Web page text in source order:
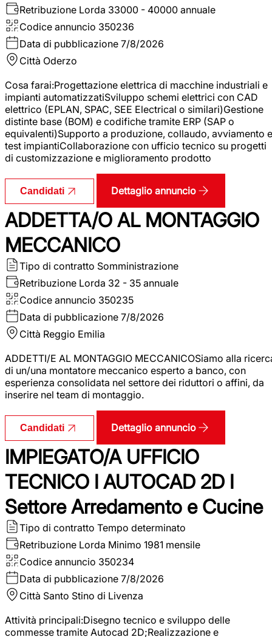
Retribuzione Lorda 33000 - 40000 annuale
Codice annuncio 350236
Data di pubblicazione 7/8/2026
Città Oderzo
Cosa farai:Progettazione elettrica di macchine industriali e
impianti automatizzatiSviluppo schemi elettrici con CAD
elettrico (EPLAN, SPAC, SEE Electrical o similari)Gestione
distinte base (BOM) e codifiche tramite ERP (SAP o
equivalenti)Supporto a produzione, collaudo, avviamento e
test impiantiCollaborazione con ufficio tecnico su progetti
di customizzazione e miglioramento prodotto
Candidati Dettaglio annuncio
ADDETTA/O AL MONTAGGIO
MECCANICO
Tipo di contratto Somministrazione
Retribuzione Lorda 32 - 35 annuale
Codice annuncio 350235
Data di pubblicazione 7/8/2026
Città Reggio Emilia
ADDETTI/E AL MONTAGGIO MECCANICOSiamo alla
di un/una montatore meccanico esperto a banco, con
esperienza consolidata nel settore dei riduttori o affini, da
inserire nel team di montaggio.
Candidati Dettaglio annuncio
IMPIEGATO/A UFFICIO
TECNICO I AUTOCAD 2D I
Settore Arredamento e Cucine
Tipo di contratto Tempo determinato
Retribuzione Lorda Minimo 1981 mensile
Codice annuncio 350234
Data di pubblicazione 7/8/2026
Città Santo Stino di Livenza
Attività principali:Disegno tecnico e sviluppo delle
commesse tramite Autocad 2D;Realizzazione e